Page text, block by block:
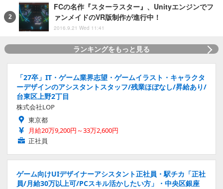
FCの名作『スターラスター』、Unityエンジンでフ
ァンメイドのVR版制作が進行中！
2016.9.21 Wed 11:41
ランキングをもっと見る
「27卒」IT・ゲーム業界志望・ゲームイラスト・キャラクタ
ーデザインのアシスタントスタッフ/残業ほぼなし/昇給あり/
台東区上野2丁目
株式会社LOP
東京都
月給20万9,200円～33万2,600円
正社員
ゲーム向けUIデザイナーアシスタント正社員・駅チカ「正社
員/月給30万以上可/PCスキル活かしたい方」・中央区銀座